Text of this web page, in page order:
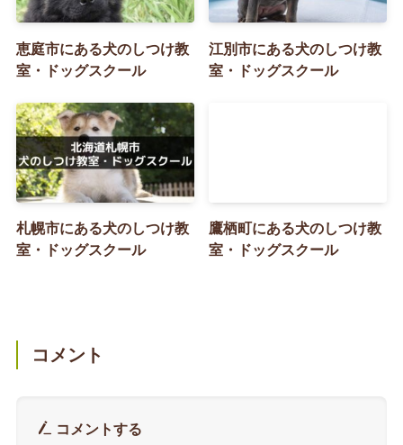
恵庭市にある犬のしつけ教
室・ドッグスクール
江別市にある犬のしつけ教
室・ドッグスクール
札幌市にある犬のしつけ教
室・ドッグスクール
鷹栖町にある犬のしつけ教
室・ドッグスクール
コメント
コメントする